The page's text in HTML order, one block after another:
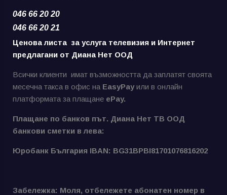
046 66 20 20
046 66 20 21
Ценова листа за услуга телевизия и Интернет
предлагани от Диана Нет ООД
Всички клиенти имат възможността да заплатят своята
месечна такса в офис на EasyPayили в онлайн
платформата за плащане ePay.
Плащане по банков път. Диана Нет ТВ ООД
банкови сметки в лева:
Юробанк България IBAN: BG31BPBI81701076816202
Забележка: Моля, отбележете абонатен номер в